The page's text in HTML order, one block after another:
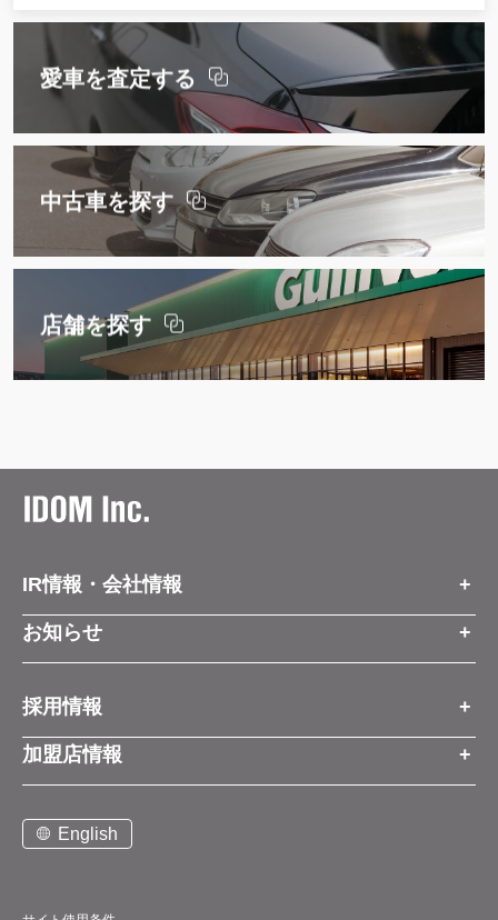
愛車を査定する
中古車を探す
店舗を探す
IR情報・会社情報
IR情報トップ
会社情報
お知らせ
経営方針
事業展開
お知らせ
プレスリリース
コーポレートブログ
お問い合わせ
採用情報
採用情報トップ
新卒営業職
中途営業職
新卒・中途アフターサービス職
加盟店情報
ご契約までの流れと費用
English